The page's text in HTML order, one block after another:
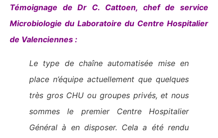
Témoignage de Dr C. Cattoen, chef de service
Microbiologie du Laboratoire du Centre Hospitalier
de Valenciennes :
Le type de chaîne automatisée mise en
place n’équipe actuellement que quelques
très gros CHU ou groupes privés, et nous
sommes le premier Centre Hospitalier
Général à en disposer. Cela a été rendu